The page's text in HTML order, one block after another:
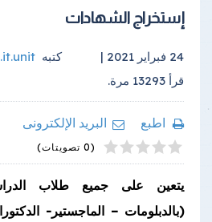
إستخراج الشهادات
24 فبراير 2021 | كتبهit.unit
.
قرأ 13293 مرة.
اطبع
البريد الإلكترونى
1
2
3
4
5 (0 تصويتات)
يتعين على جميع طلاب
(بالدبلومات – الماجستير-